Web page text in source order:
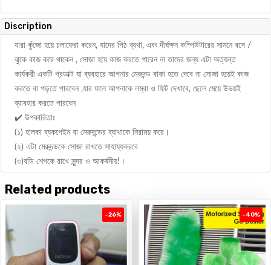
Discription
যারা কুঁজো হয়ে চলাফেরা করেন, যাদের পিঠ ব্যথা, এবং দীর্ঘক্ষন কম্পিউটারের সামনে বসে /
ঝুকে কাজ করে থাকেন , সোজা হয়ে কাজ করতে পারেন না তাদের জন্য এটা অত্যন্ত
কার্যকরী একটি প্রডাক্ট যা ব্যবহারে আপনার মেরুদন্ড বাকা হতে দেবে না সোজা হয়েই কাজ
করতে বা পড়তে পারবেন ,যার ফলে আপনাকে লম্বা ও ফিট দেখাবে, ছেলে মেয়ে উভয়ই
ব্যাবহার করতে পারবেন
✔️ উপকারিতাঃ
(১) হালকা ব্যকপেইন বা মেরুদন্ডের ব্যাথাকে নিরাময় করে।
(২) এটা মেরুদন্ডকে সোজা রাখতে সাহায্যকরবে
(৩)বডি শেপকে রাখে সুন্দর ও আকর্ষনীয়!।
Related products
-26% -40%